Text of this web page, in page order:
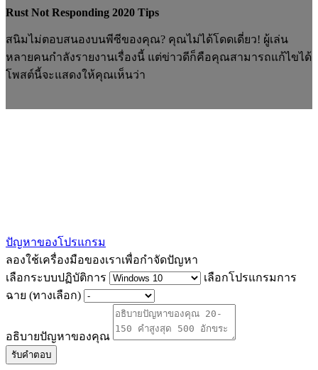
Rust Not Responding 2020 Tips
สนิมไม่ตอบสนองบนพีซีของคุณ? คุณไม่ได้โดดเดี่ยว! ผู้เล่น
หลายคนกำลังรายงานเรื่องนี้ แต่ข่าวดีก็คือคุณสามารถแก้ไขได้
โพสต์นี้จะแสดงให้คุณเห็นว่า
ปัญหาของโปรแกรม
ลองใช้เครื่องมือของเราเพื่อกำจัดปัญหา
เลือกระบบปฏิบัติการ
เลือกโปรแกรมการ
ฉาย (ทางเลือก)
อธิบายปัญหาของคุณ
รับคำตอบ